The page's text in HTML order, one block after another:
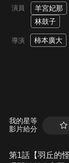
演員 羊宮妃那
林鼓子
導演 柿本廣大
我的星等
影片給分
第1話【羽丘的